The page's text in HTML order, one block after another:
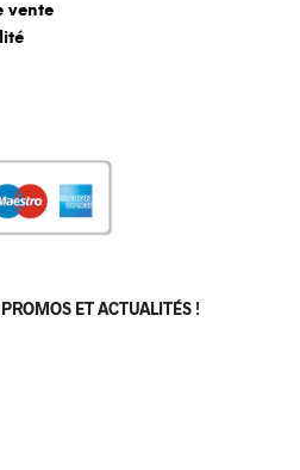
vente
ET ACTUALITÉS !